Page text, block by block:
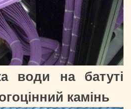
води на батуті
камінь